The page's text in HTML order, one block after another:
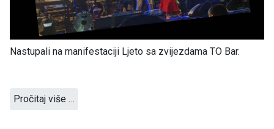
Nastupali na manifestaciji Ljeto sa zvijezdama TO Bar.
Pročitaj više …